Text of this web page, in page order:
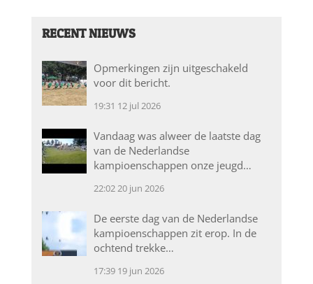
RECENT NIEUWS
Opmerkingen zijn uitgeschakeld
voor dit bericht.
19:31 12 jul 2026
Vandaag was alweer de laatste dag
van de Nederlandse
kampioenschappen onze jeugd…
22:0220 jun 2026
De eerste dag van de Nederlandse
kampioenschappen zit erop. In de
ochtend trekke…
17:39 19 jun 2026